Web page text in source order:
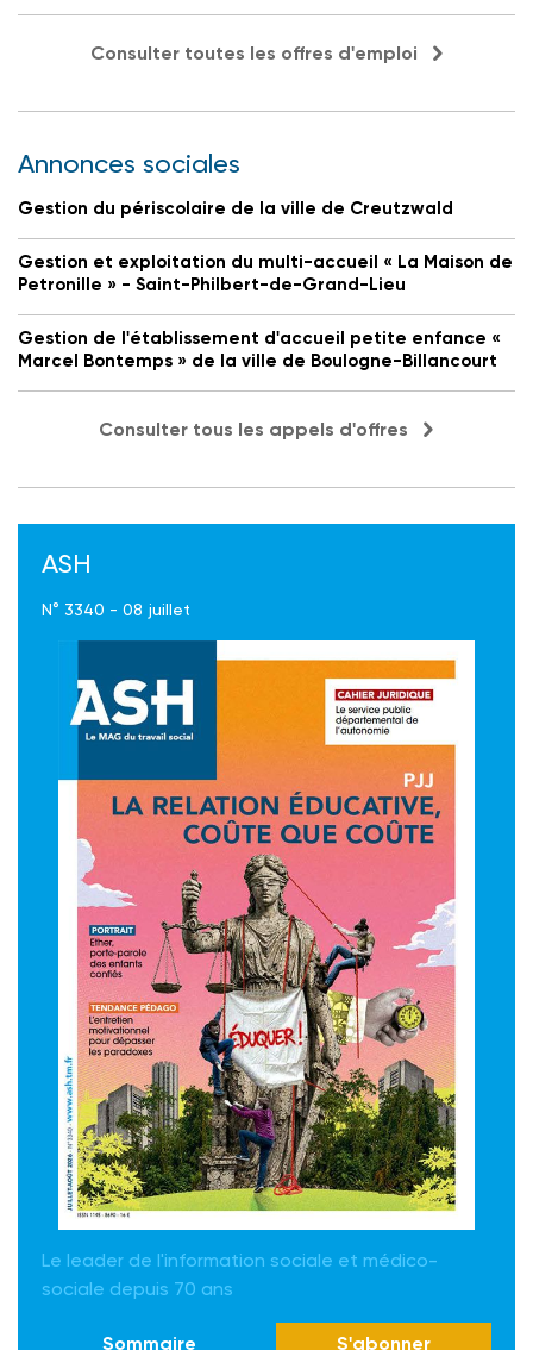
Consulter toutes les offres d'emploi
Annonces sociales
Gestion du périscolaire de la ville de Creutzwald
Gestion et exploitation du multi-accueil « La Maison de
Petronille » - Saint-Philbert-de-Grand-Lieu
Gestion de l'établissement d'accueil petite enfance «
Marcel Bontemps » de la ville de Boulogne-Billancourt
Consulter tous les appels d'offres
ASH
N° 3340 - 08 juillet
Le leader de l'information sociale et médico-
sociale depuis 70 ans
Sommaire S'abonner